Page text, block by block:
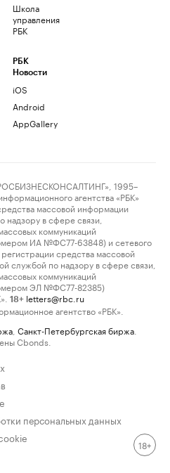
Школа
управления
РБК
РБК
Новости
iOS
Android
AppGallery
1995–
агентства «РБК»
массовой информации
в сфере связи,
коммуникаций
ИА №ФС77-63848) и сетевого
средства массовой
службой по надзору в сфере связи,
коммуникаций
ЭЛ №ФС77-82385)
18+ letters@rbc.ru
агентство «РБК».
Санкт-Петербургская биржа
Cbonds.
персональных данных
18+